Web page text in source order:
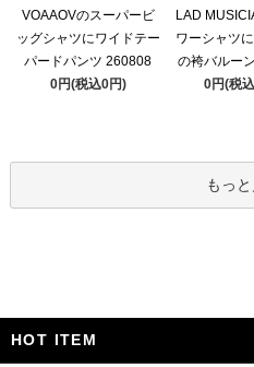
VOAAOVのスーパービ
ッグシャツにワイドテー
パードパンツ 260808
0円(税込0円)
LAD
ワーシャツ
の袴バルー
0円(税
もっ
HOT ITEM